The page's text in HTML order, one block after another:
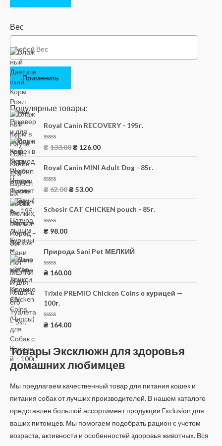
Вес
Применить
Популярные товары:
Royal Canin RECOVERY - 195г.
О
н
к
а
и
₴ 133.00₴ 126.00
Royal Canin MINI Adult Dog - 85г.
О
н
к
а
0
и
₴ 62.00₴ 53.00
Schesir CAT CHICKEN pouch - 85г.
О
н
к
а
0
и
₴ 98.00
Природа Sani Pet МЕЛКИЙ
О
н
к
а
0
и
з
₴ 160.00
Trixie PREMIO Chicken Coins с курицей —
100г.
О
к
а
0
и
₴ 164.00
Товары Эксклюжн для здоровья
домашних любимцев
Мы предлагаем качественный товар для питания кошек и
питания собак от лучших производителей. В нашем каталоге
представлен большой ассортимент продукции Exclusion для
ваших питомцев. Мы помогаем подобрать рацион с учетом
возраста, активности и особенностей здоровья животных. Вся